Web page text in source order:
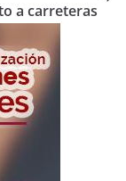
a carreteras